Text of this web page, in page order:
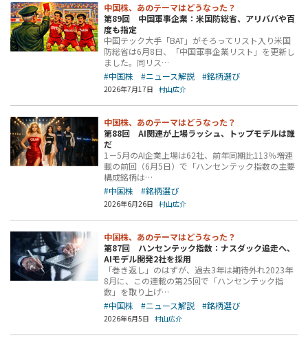
中国株、あのテーマはどうなった？
第89回 中国軍事企業：米国防総省、アリババや百
度も指定
中国テック大手「BAT」がそろってリスト入り米国
防総省は6月8日、「中国軍事企業リスト」を更新し
ました。同リス…
#中国株
#ニュース解説 #銘柄選び
2026年7月17日 村山広介
中国株、あのテーマはどうなった？
第88回 AI関連が上場ラッシュ、トップモデルは誰
だ
1－5月のAI企業上場は62社、前年同期比113％増連
載の前回（6月5日）で「ハンセンテック指数の主要
構成銘柄は…
#中国株
#銘柄選び
2026年6月26日 村山広介
中国株、あのテーマはどうなった？
第87回 ハンセンテック指数：ナスダック追走へ、
AIモデル開発2社を採用
「巻き返し」のはずが、過去3年は期待外れ2023年
8月に、この連載の第25回で「ハンセンテック指
数」を取り上げ…
#中国株
#ニュース解説 #銘柄選び
2026年6月5日 村山広介